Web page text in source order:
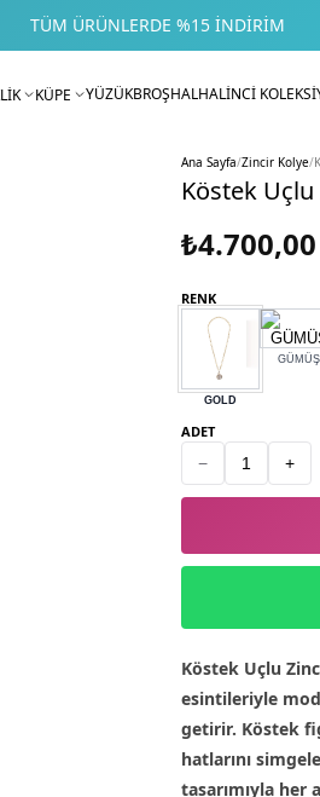
TÜM ÜRÜNLERDE %15 İNDIRIM
KÜPE YÜZÜKBROŞHALHALİNCİ
Ana Sayfa/Zincir Kolye/
Köstek
₺4.700,00
RENK
GOLD
GÜMÜŞ
ADET
− +
Köstek Uçlu
esintileriyle
getirir. Köstek
hatlarını
tasarımıyla her